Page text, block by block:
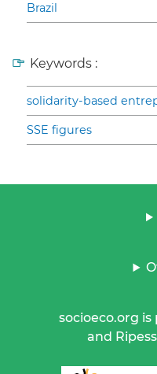
Brazil
Keywords :
solidarity-based
SSE figures
socioeco.org is
and